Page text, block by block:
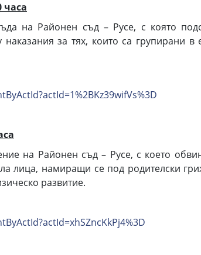
часа
на Районен съд – Русе, с която
за тях, които са групирани
на Районен съд – Русе, с което
лица, намиращи се под родителски
развитие.